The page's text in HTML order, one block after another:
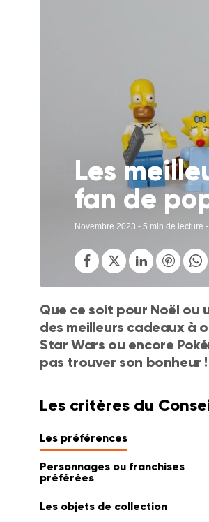
Les
fan de
Novembre 2023 - 5 min de lecture
Que ce soit pour Noël ou
des meilleurs cadeaux à
Star Wars ou encore
pas trouver son bonheur !
Les critères du
Les préférences
Personnages ou franchises
préférées
Les objets de collection